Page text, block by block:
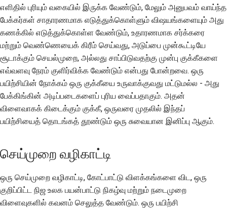
எளிதில் புரியும் வகையில் இருக்க வேண்டும், மேலும் அனுபவம் வாய்ந்த
பேக்கர்கள் சாதாரணமாக எடுத்துக்கொள்ளும் விஷயங்களையும் அது
கணக்கில் எடுத்துக்கொள்ள வேண்டும், உதாரணமாக சர்க்கரை
மற்றும் வெண்ணெயைக் கிரீம் செய்வது, அடுப்பை முன்கூட்டியே
சூடாக்கும் செயல்முறை, அல்லது சாப்பிடுவதற்கு முன்பு குக்கீகளை
எவ்வளவு நேரம் குளிர்விக்க வேண்டும் என்பது போன்றவை. ஒரு
பயிற்சியின் நோக்கம் ஒரு குக்கீயை உருவாக்குவது மட்டுமல்ல - அது
பேக்கிங்கின் அடிப்படைகளைப் புரிய வைப்பதாகும். அதன்
விளைவாகக் கிடைக்கும் குக்கீ, ஒருவரை முதலில் இந்தப்
பயிற்சியைத் தொடங்கத் தூண்டும் ஒரு சுவையான இனிப்பு ஆகும்.
செய்முறை வழிகாட்டி
ஒரு செய்முறை வழிகாட்டி, கோட்பாட்டு விளக்கங்களை விட, ஒரு
குறிப்பிட்ட நிஜ உலக பயன்பாட்டு நிகழ்வு மற்றும் நடைமுறை
விளைவுகளில் கவனம் செலுத்த வேண்டும். ஒரு பயிற்சி